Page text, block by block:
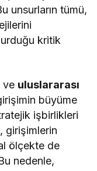
unsurların tümü,
kritik
ve uluslararası
büyüme
işbirlikleri
girişimlerin
ölçekte de
nedenle,